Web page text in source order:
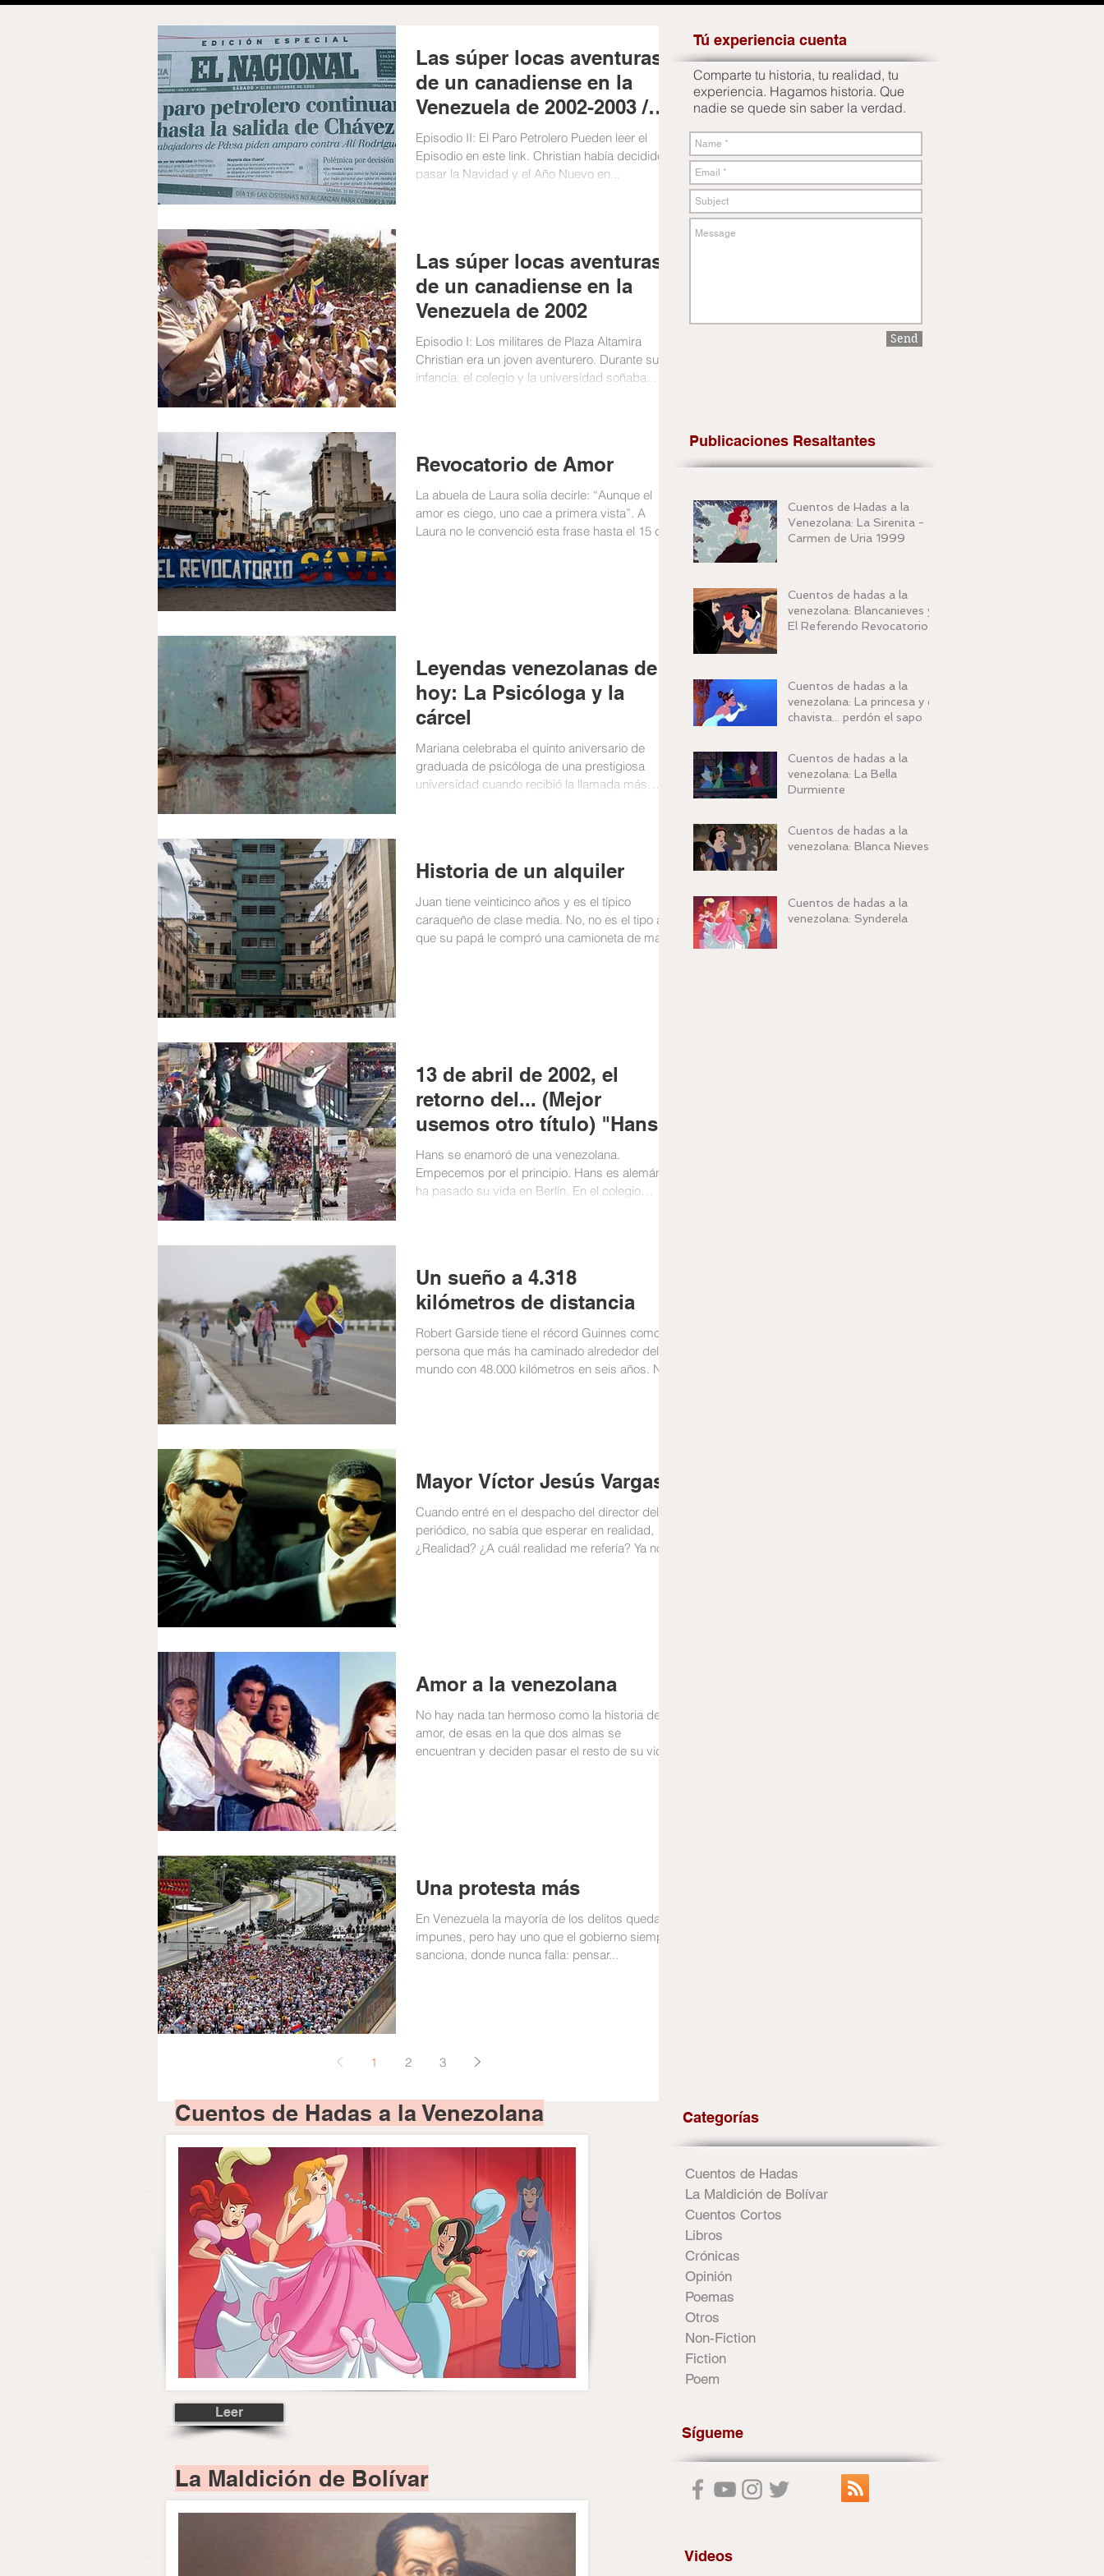
Las súper locas aventuras
de un canadiense en la
Venezuela de 2002-2003 /
Episodio II
Episodio II: El Paro Petrolero Pueden leer el
Episodio en este link. Christian había decidido
pasar la Navidad y el Año Nuevo en...
Las súper locas aventuras
de un canadiense en la
Venezuela de 2002
Episodio I: Los militares de Plaza Altamira
Christian era un joven aventurero. Durante su
infancia, el colegio y la universidad soñaba...
Revocatorio de Amor
La abuela de Laura solía decirle: “Aunque el
amor es ciego, uno cae a primera vista”. A
Laura no le convenció esta frase hasta el 15 de...
Leyendas venezolanas de
hoy: La Psicóloga y la
cárcel
Mariana celebraba el quinto aniversario de
graduada de psicóloga de una prestigiosa
universidad cuando recibió la llamada más
Historia de un alquiler
Juan tiene veinticinco años y es el típico
caraqueño de clase media. No, no es el tipo al
que su papá le compró una camioneta de marca
13 de abril de 2002, el
retorno del... (Mejor
usemos otro título) "Hans
visita Venezuela"
Hans se enamoró de una venezolana.
Empecemos por el principio. Hans es alemán y
ha pasado su vida en Berlín. En el colegio
Un sueño a 4.318
kilómetros de distancia
Robert Garside tiene el récord Guinnes como
persona que más ha caminado alrededor del
mundo con 48.000 kilómetros en seis años. No
Mayor Víctor Jesús Vargas
Cuando entré en el despacho del director del
periódico, no sabía que esperar en realidad,
¿Realidad? ¿A cuál realidad me refería? Ya no...
Amor a la venezolana
No hay nada tan hermoso como la historia de
amor, de esas en la que dos almas se
encuentran y deciden pasar el resto de su vida
Una protesta más
En Venezuela la mayoría de los delitos quedan
impunes, pero hay uno que el gobierno siempre
sanciona, donde nunca falla: pensar...
1 2 3
Tú experiencia cuenta
Comparte tu historia, tu realidad, tu
experiencia. Hagamos historia. Que
nadie se quede sin saber la verdad.
Send
Publicaciones Resaltantes
Cuentos de Hadas a la
Venezolana: La Sirenita -
Carmen de Uria 1999
Cuentos de hadas a la
venezolana: Blancanieves y
El Referendo Revocatorio
Cuentos de hadas a la
venezolana: La princesa y el
chavista... perdón el sapo
Cuentos de hadas a la
venezolana: La Bella
Durmiente
Cuentos de hadas a la
venezolana: Blanca Nieves
Cuentos de hadas a la
venezolana: Synderela
Categorías
Cuentos de Hadas
La Maldición de Bolívar
Cuentos Cortos
Libros
Crónicas
Opinión
Poemas
Otros
Non-Fiction
Fiction
Poem
Sígueme
Videos
Cuentos de Hadas a la Venezolana
Leer
La Maldición de Bolívar